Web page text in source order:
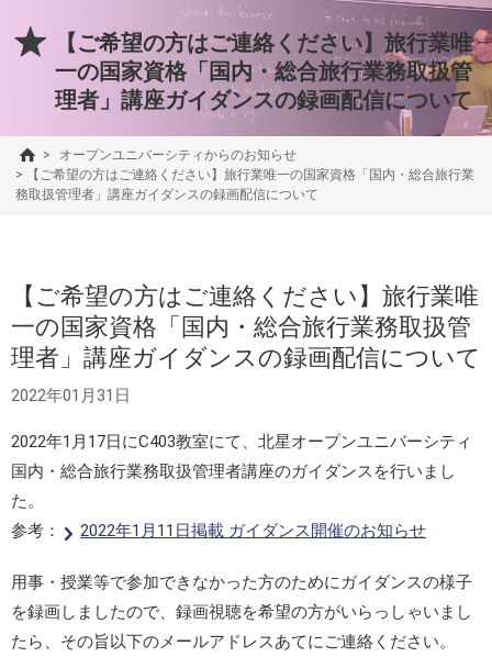
【ご希望の方はご連絡ください】旅行業唯
一の国家資格「国内・総合旅行業務取扱管
理者」講座ガイダンスの録画配信について
>
オープンユニバーシティからのお知らせ
>
【ご希望の方はご連絡ください】旅行業唯一の国家資格「国内・総合旅行業
務取扱管理者」講座ガイダンスの録画配信について
【ご希望の方はご連絡ください】旅行業唯
一の国家資格「国内・総合旅行業務取扱管
理者」講座ガイダンスの録画配信について
2022年01月31日
2022年1月17日にC403教室にて、北星オープンユニバーシティ
国内・総合旅行業務取扱管理者講座のガイダンスを行いまし
た。
参考：
2022年1月11日掲載 ガイダンス開催のお知らせ
用事・授業等で参加できなかった方のためにガイダンスの様子
を録画しましたので、録画視聴を希望の方がいらっしゃいまし
たら、その旨以下のメールアドレスあてにご連絡ください。